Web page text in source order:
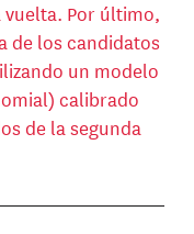
Por último,
de los candidatos
un modelo
calibrado
de la segunda